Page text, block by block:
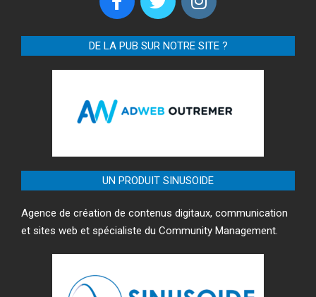
DE LA PUB SUR NOTRE SITE ?
UN PRODUIT SINUSOIDE
Agence de création de contenus digitaux, communication
et sites web et spécialiste du Community Management.